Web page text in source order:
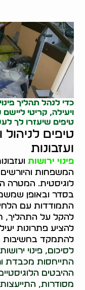
כדי לנהל תהליך
ויעילה, קריטי ליישם
טיפים שיעזרו לך
טיפים לניהול
ועזבונות
פינוי ירושות
המשפחות
לוגיסטית. המטרה
בסדר ובאופן
התמודדות עם
להקל על התהליך,
להציע פתרונות
להתמקד בחשיבות
לסיכום, פינוי
התייחסות מכבדת
ההיבטים
מסודרות,